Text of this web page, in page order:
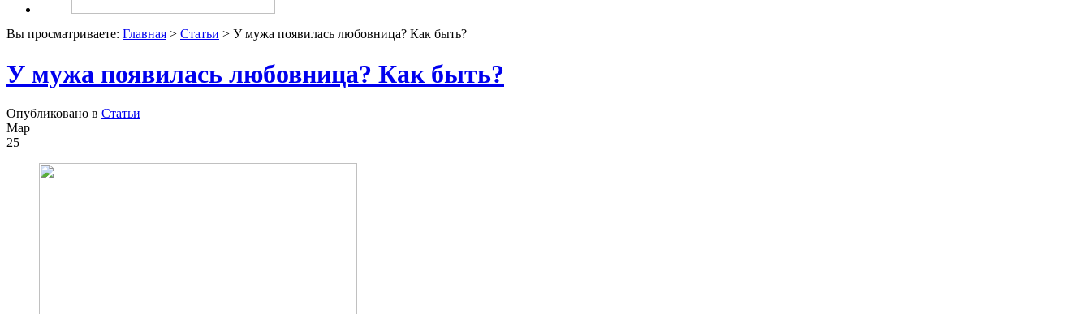
Вы просматриваете: Главная > Статьи > У мужа появилась любовница? Как быть?
У мужа появилась любовница? Как быть?
Опубликовано в Статьи
Мар
25